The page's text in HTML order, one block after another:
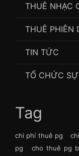
THUÊ NHẠC
THUÊ PHIÊN
TIN TỨC
TỔ CHỨC SỰ
Tag
chi phí thuê pg
pg
cho thuê pg